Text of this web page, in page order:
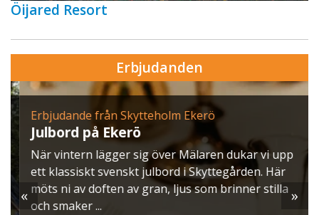
Öijared Resort
Erbjudanden
Erbjudande från Skytteholm Ekerö
Julbord på Ekerö
När vintern lägger sig över Mälaren dukar vi upp
ett klassiskt svenskt julbord i Skyttegården. Här
möts ni av doften av gran, ljus som brinner stilla
och smaker ...
« »